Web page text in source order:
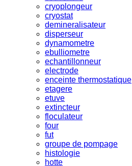
cryoplongeur
cryostat
demineralisateur
disperseur
dynamometre
ebulliometre
echantillonneur
electrode
enceinte thermostatique
etagere
etuve
extincteur
floculateur
four
fut
groupe de pompage
histologie
hotte